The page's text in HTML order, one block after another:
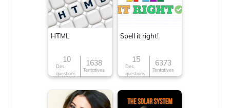
HTML
10
Des
questions
1638
Tentatives
Spell it right!
15
Des
questions
6373
Tentatives